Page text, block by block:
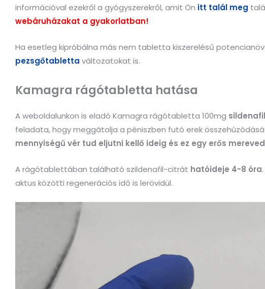
információval ezekről a gyógyszerekről, amit Ön itt talál meg
webáruházakat a gyakorlatban!
Ha esetleg kipróbálna más nem tabletta kiszerelésű
pezsgőtabletta változatokat is.
Kamagra rágótabletta hatása
A weboldalunkon is eladó Kamagra rágótabletta 100mg
feladata, hogy meggátolja a péniszben futó erek
mennyiségű vér tud eljutni kellő ideig és ez egy erős
A rágótablettában található szildenafil-citrát hatóideje 4-8 óra
aktus közötti regenerációs idő is lerövidül.